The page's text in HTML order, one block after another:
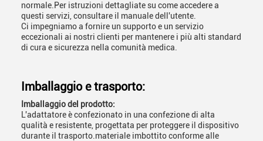
normale.Per istruzioni dettagliate su come accedere a
questi servizi, consultare il manuale dell'utente.
Ci impegniamo a fornire un supporto e un servizio
eccezionali ai nostri clienti per mantenere i più alti standard
di cura e sicurezza nella comunità medica.
Imballaggio e trasporto:
Imballaggio del prodotto:
L'adattatore è confezionato in una confezione di alta
qualità e resistente, progettata per proteggere il dispositivo
durante il trasporto.materiale imbottito conforme alle